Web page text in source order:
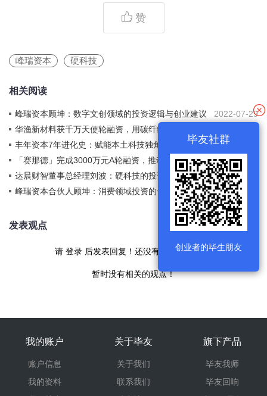
赞
峰瑞资本 硬科技
相关阅读
峰瑞资本顾坤：数字文创领域的投资逻辑与创业建议
2022-07-29
华渔新材料获千万天使轮融资，用碳纤维替代汽车核心传
动部件
丰年资本7年进化史：赋能本土科技独角兽的野望与精进2022-03-15
「赛那德」完成3000万元A轮融资，推动机器视觉技术落
地智慧物流市场
2021-09-10
达晨财智董事总经理刘波：硬科技的投资趋势与逻辑
2021-08-30
峰瑞资本合伙人顾坤：消费领域投资的一些新趋势
2021-08-17
发表观点
请 登录 后发表回复！还没有帐号现在注册
暂时没有相关的观点！
我的账户
账户信息
我的资料
关于毕友
关于我们
联系我们
旗下产品
毕友我师
毕友回响
毕友社群
创业者的毕生朋友